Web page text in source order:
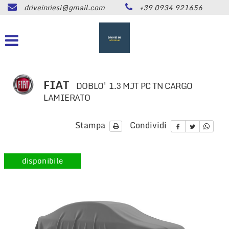
HOME
LISTA VEICOLI
ASSISTENZA
AREA COMMERCIANTI
driveinriesi@gmail.com +39 0934 921656
FIAT DOBLO' 1.3 MJT PC TN CARGO
LAMIERATO
Stampa Condividi
disponibile
preferenze
di
Il
seguente
le
tue
preferenze
tecnologie